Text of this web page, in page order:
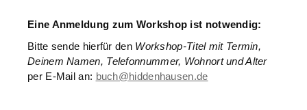
Eine Anmeldung zum Workshop ist notwendig:
Bitte sende hierfür den Workshop-Titel mit Termin,
Deinem Namen, Telefonnummer, Wohnort und Alter
per E-Mail an: buch@hiddenhausen.de